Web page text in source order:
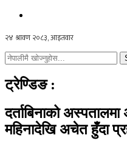
ट्रेण्डिङ :
दर्ताबिनाको
महिनादेखि अचेत हुँदा